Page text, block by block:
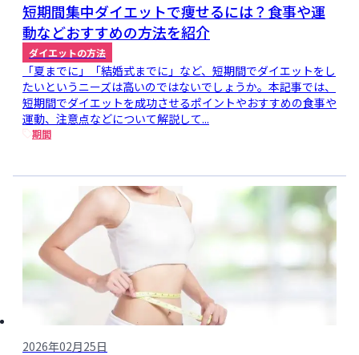
短期間集中ダイエットで痩せるには？食事や運
動などおすすめの方法を紹介
ダイエットの方法
「夏までに」「結婚式までに」など、短期間でダイエットをし
たいというニーズは高いのではないでしょうか。本記事では、
短期間でダイエットを成功させるポイントやおすすめの食事や
運動、注意点などについて解説して...
期間
2026年02月25日